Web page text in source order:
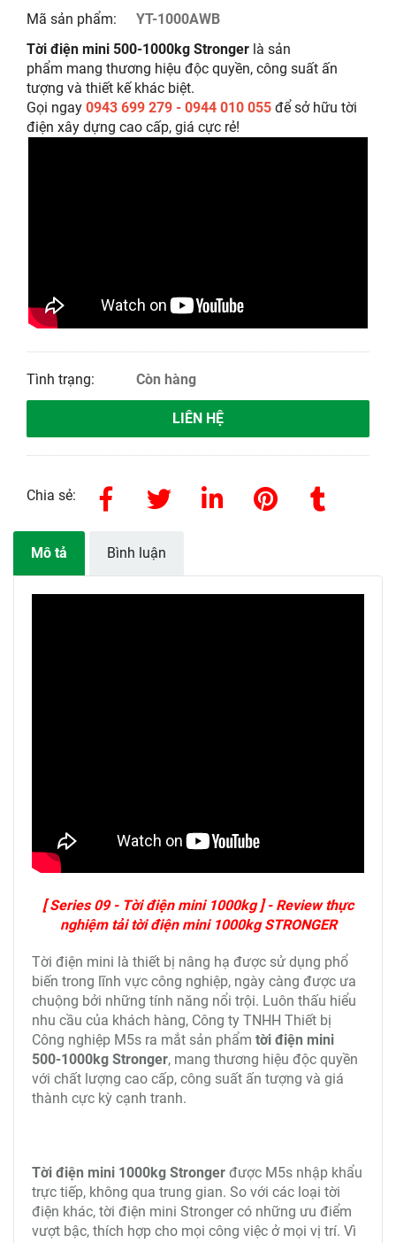
Mã sản phẩm:
YT-1000AWB
Tời điện mini 500-1000kg Stronger là sản
phẩm mang thương hiệu độc quyền, công suất ấn
tượng và thiết kế khác biệt.
Gọi ngay 0943 699 279 - 0944 010 055 để sở hữu tời
điện xây dựng cao cấp, giá cực rẻ!
Tình trạng: Còn hàng
LIÊN HỆ
Chia sẻ:
Mô tả Bình luận
[ Series 09 - Tời điện mini 1000kg ] - Review thực
nghiệm tải tời điện mini 1000kg STRONGER
Tời điện mini là thiết bị nâng hạ được sử dụng phổ
biến trong lĩnh vực công nghiệp, ngày càng được ưa
chuộng bởi những tính năng nổi trội. Luôn thấu hiểu
nhu cầu của khách hàng, Công ty TNHH Thiết bị
Công nghiệp M5s ra mắt sản phẩm tời điện mini
500-1000kg Stronger, mang thương hiệu độc quyền
với chất lượng cao cấp, công suất ấn tượng và giá
thành cực kỳ cạnh tranh.